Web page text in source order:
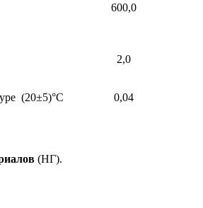
600,0
2,0
(20±5)°С 0,04
(НГ).